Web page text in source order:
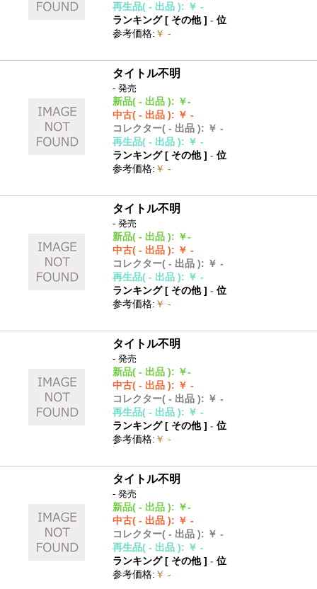
再生品( - 出品 ): ￥ -
ランキング [ その他]- 位
参考価格: ￥ -
タイトル不明
- 発売
新品( - 出品 ): ￥-
中古( - 出品 ): ￥ -
コレクター( - 出品 ): ￥ -
再生品( - 出品 ): ￥ -
ランキング [ その他]- 位
参考価格: ￥ -
タイトル不明
- 発売
新品( - 出品 ): ￥-
中古( - 出品 ): ￥ -
コレクター( - 出品 ): ￥ -
再生品( - 出品 ): ￥ -
ランキング [ その他]- 位
参考価格: ￥ -
タイトル不明
- 発売
新品( - 出品 ): ￥-
中古( - 出品 ): ￥ -
コレクター( - 出品 ): ￥ -
再生品( - 出品 ): ￥ -
ランキング [ その他]- 位
参考価格: ￥ -
タイトル不明
- 発売
新品( - 出品 ): ￥-
中古( - 出品 ): ￥ -
コレクター( - 出品 ): ￥ -
再生品( - 出品 ): ￥ -
ランキング [ その他]- 位
参考価格: ￥ -